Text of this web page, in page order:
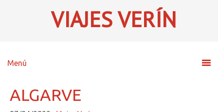
VIAJES VERÍN
ALGARVE